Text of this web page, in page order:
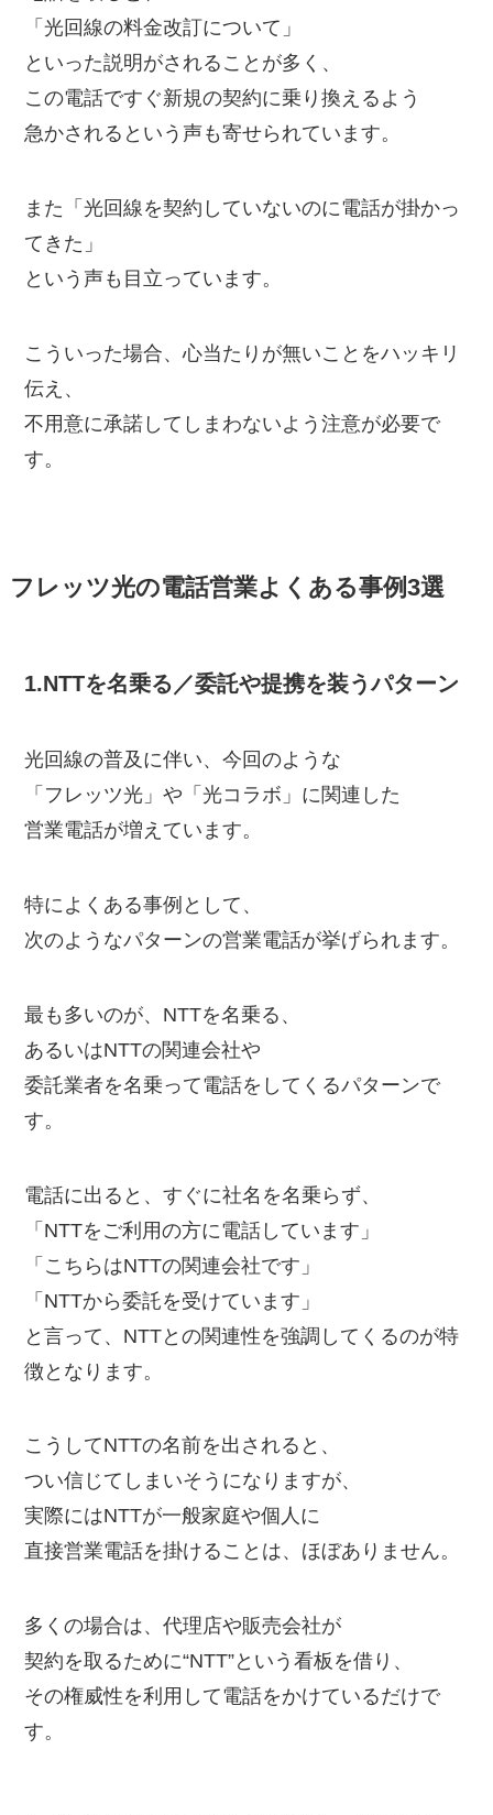
「光回線の料金改訂について」
といった説明がされることが多く、
この電話ですぐ新規の契約に乗り換えるよう
急かされるという声も寄せられています。
また「光回線を契約していないのに電話が掛かっ
てきた」
という声も目立っています。
こういった場合、心当たりが無いことをハッキリ
伝え、
不用意に承諾してしまわないよう注意が必要で
す。
フレッツ光の電話営業よくある事例3選
1.NTTを名乗る／委託や提携を装うパターン
光回線の普及に伴い、今回のような
「フレッツ光」や「光コラボ」に関連した
営業電話が増えています。
特によくある事例として、
次のようなパターンの営業電話が挙げられます。
最も多いのが、NTTを名乗る、
あるいはNTTの関連会社や
委託業者を名乗って電話をしてくるパターンで
す。
電話に出ると、すぐに社名を名乗らず、
「NTTをご利用の方に電話しています」
「こちらはNTTの関連会社です」
「NTTから委託を受けています」
と言って、NTTとの関連性を強調してくるのが特
徴となります。
こうしてNTTの名前を出されると、
つい信じてしまいそうになりますが、
実際にはNTTが一般家庭や個人に
直接営業電話を掛けることは、ほぼありません。
多くの場合は、代理店や販売会社が
契約を取るために“NTT”という看板を借り、
その権威性を利用して電話をかけているだけで
す。